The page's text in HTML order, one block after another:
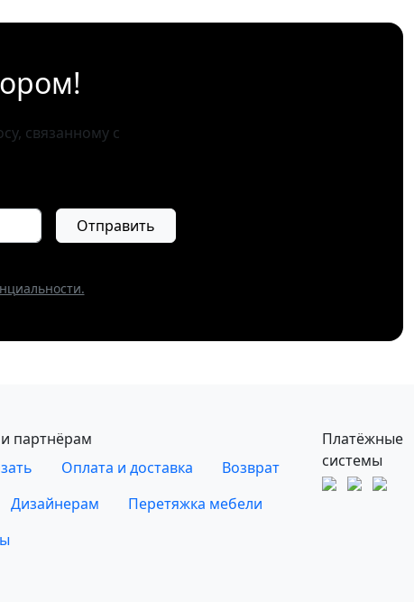
связанному с
Отправить
партнёрам
Оплата и доставка
Возврат
Дизайнерам
Перетяжка мебели
Платёжные
системы